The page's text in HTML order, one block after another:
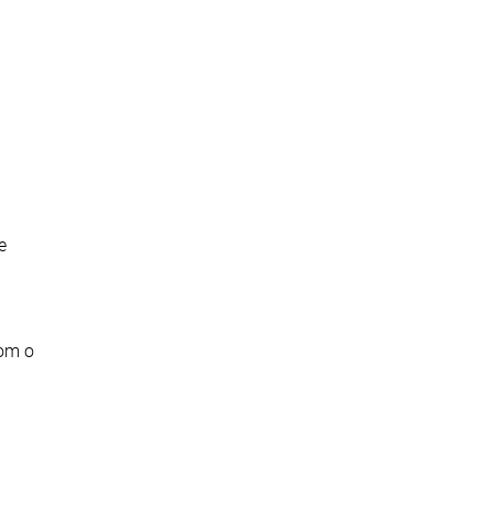
o